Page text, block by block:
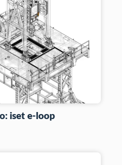
iset e-loop